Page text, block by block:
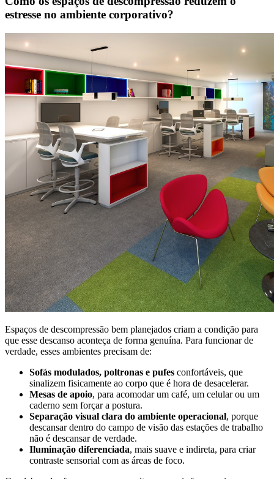
estresse no ambiente corporativo?
Espaços de descompressão bem planejados criam a condição para
que esse descanso aconteça de forma genuína. Para funcionar de
verdade, esses ambientes precisam de:
Sofás modulados, poltronas e pufes confortáveis, que
sinalizem fisicamente ao corpo que é hora de desacelerar.
Mesas de apoio, para acomodar um café, um celular ou um
caderno sem forçar a postura.
Separação visual clara do ambiente operacional, porque
descansar dentro do campo de visão das estações de trabalho
não é descansar de verdade.
Iluminação diferenciada, mais suave e indireta, para criar
contraste sensorial com as áreas de foco.